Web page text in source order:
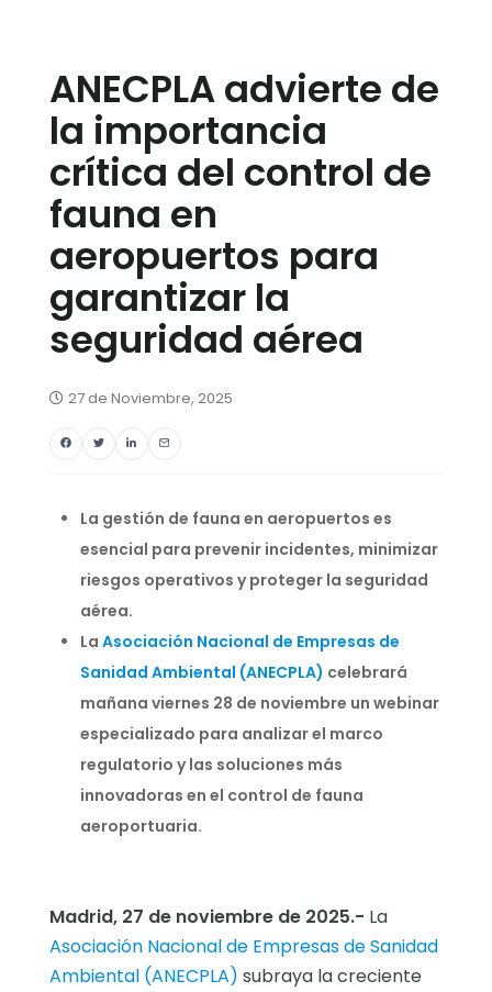
ANECPLA advierte de
la importancia
crítica del control de
fauna en
aeropuertos para
garantizar la
seguridad aérea
27 de Noviembre, 2025
La gestión de fauna en aeropuertos es
esencial para prevenir incidentes, minimizar
riesgos operativos y proteger la seguridad
aérea.
La Asociación Nacional de Empresas de
Sanidad Ambiental (ANECPLA) celebrará
mañana viernes 28 de noviembre un webinar
especializado para analizar el marco
regulatorio y las soluciones más
innovadoras en el control de fauna
aeroportuaria.
Madrid, 27 de noviembre de 2025.- La
Asociación Nacional de Empresas de Sanidad
Ambiental (ANECPLA) subraya la creciente